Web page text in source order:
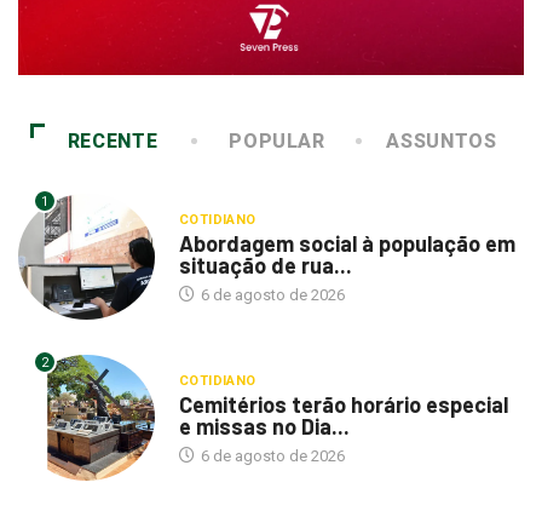
RECENTE POPULAR ASSUNTOS
1
COTIDIANO
Abordagem social à população em
situação de rua...
6 de agosto de 2026
2
COTIDIANO
Cemitérios terão horário especial
e missas no Dia...
6 de agosto de 2026